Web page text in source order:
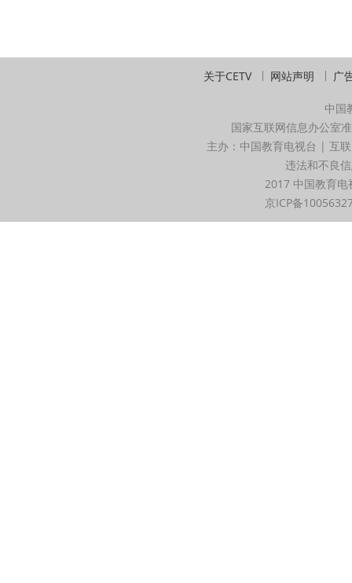
关于CETV 网站声明 广
中国
国家互联网信息办公室
主办：中国教育电视台 | 互
违法和不良
2017 中国教育
京ICP备